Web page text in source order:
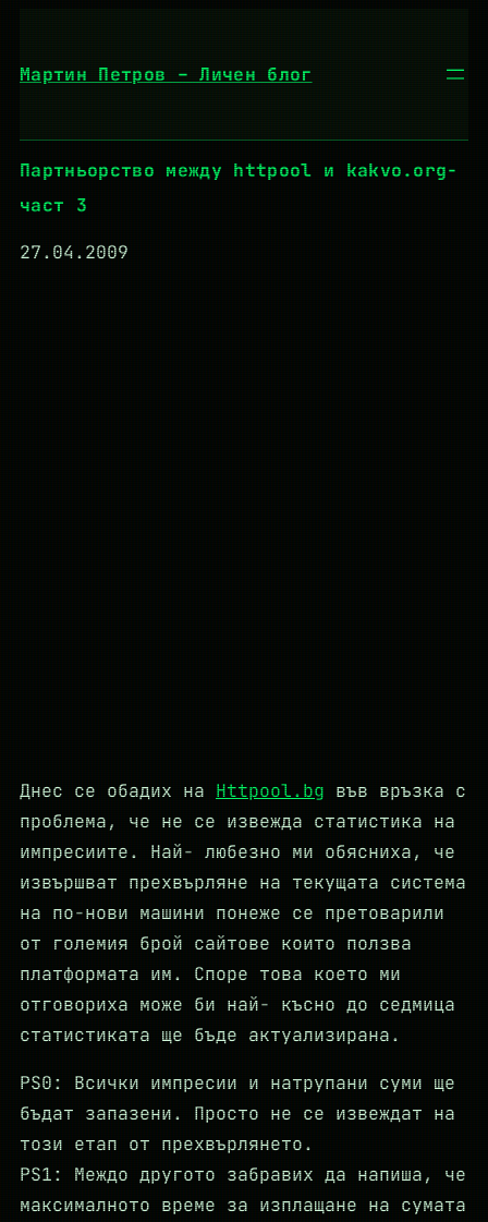
Мартин Петров – Личен блог
Партньорство между httpool и kakvo.org-
част 3
27.04.2009
Днес се обадих на Httpool.bg във връзка с
проблема, че не се извежда статистика на
импресиите. Най- любезно ми обясниха, че
извършват прехвърляне на текущата система
на по-нови машини понеже се претоварили
от големия брой сайтове които ползва
платформата им. Споре това което ми
отговориха може би най- късно до седмица
статистиката ще бъде актуализирана.
PS0: Всички импресии и натрупани суми ще
бъдат запазени. Просто не се извеждат на
този етап от прехвърлянето.
PS1: Междо другото забравих да напиша, че
максималното време за изплащане на сумата